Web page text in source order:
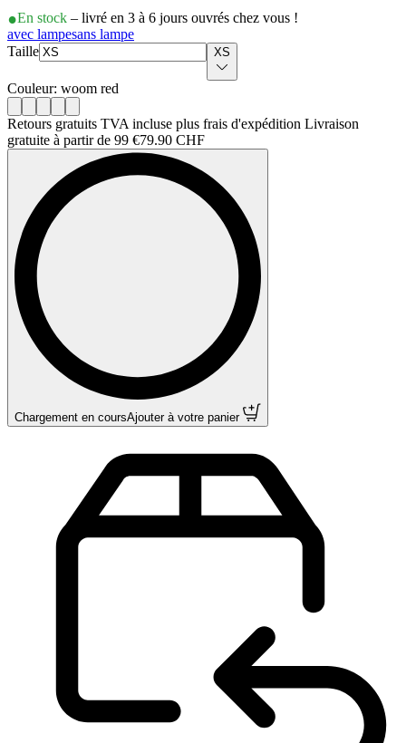
En stock – livré en 3 à 6 jours ouvrés chez vous !
avec lampesans lampe
Taille
XS
Couleur: woom red
Retours gratuits TVA incluse plus frais d'expédition Livraison
gratuite à partir de 99 €79.90 CHF
Chargement en cours Ajouter à votre panier